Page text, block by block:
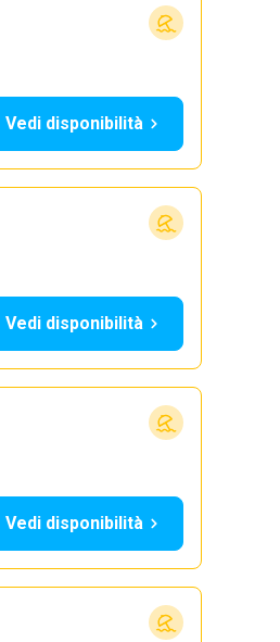
Vedi disponibilità
Vedi disponibilità
Vedi disponibilità